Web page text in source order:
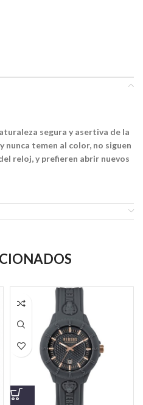
segura y asertiva de la
nunca temen al color, no siguen
reloj, y prefieren abrir nuevos